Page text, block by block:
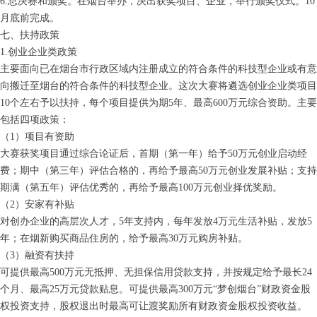
月底前完成。
七、扶持政策
1.创业企业类政策
主要面向已在烟台市行政区域内注册成立的符合条件的科技型企业或有意
向搬迁至烟台的符合条件的科技型企业。这次大赛将遴选创业企业类项目
10个左右予以扶持，每个项目提供为期5年、最高600万元综合资助。主要
包括四项政策：
（1）项目有资助
大赛获奖项目通过综合论证后，首期（第一年）给予50万元创业启动经
费；期中（第三年）评估合格的，再给予最高50万元创业发展补贴；支持
期满（第五年）评估优秀的，再给予最高100万元创业择优奖励。
（2）安家有补贴
对创办企业的高层次人才，5年支持内，每年发放4万元生活补贴，发放5
年；在烟新购买商品住房的，给予最高30万元购房补贴。
（3）融资有扶持
可提供最高500万元无抵押、无担保信用贷款支持，并按规定给予最长24
个月、最高25万元贷款贴息。可提供最高300万元“梦创烟台”财政资金股
权投资支持，股权退出时最高可让渡奖励所有财政资金股权投资收益。